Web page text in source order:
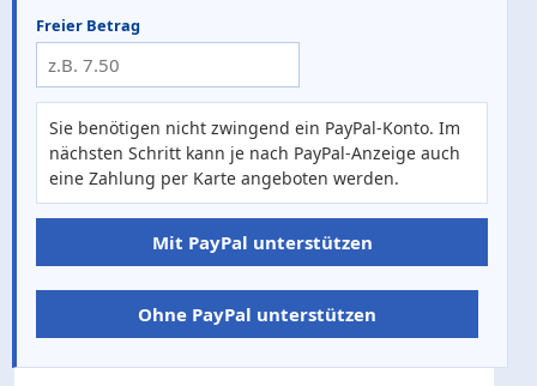
Freier Betrag
Sie benötigen nicht zwingend ein PayPal-Konto. Im
nächsten Schritt kann je nach PayPal-Anzeige auch
eine Zahlung per Karte angeboten werden.
Mit PayPal unterstützen
Ohne PayPal unterstützen